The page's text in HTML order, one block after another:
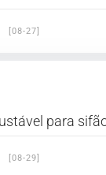
[08-27]
para
[08-29]